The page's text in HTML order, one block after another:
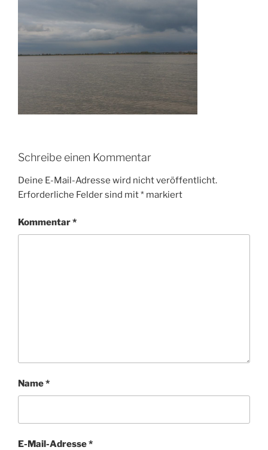
Schreibe einen Kommentar
Deine E-Mail-Adresse wird nicht veröffentlicht.
Erforderliche Felder sind mit* markiert
Kommentar*
Name*
E-Mail-Adresse*